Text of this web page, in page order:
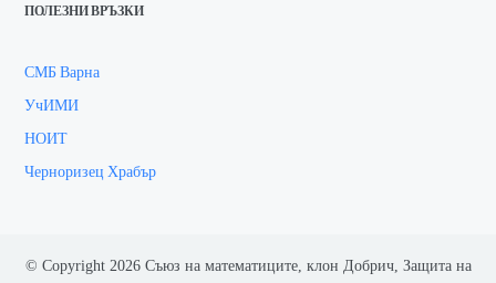
ПОЛЕЗНИ ВРЪЗКИ
СМБ Варна
УчИМИ
НОИТ
Черноризец Храбър
© Copyright 2026 Съюз на математиците, клон Добрич, Защита на